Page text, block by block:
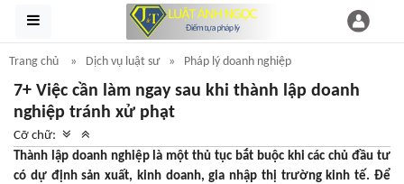
Trang chủ Dịch vụ luật sư Pháp lý doanh nghiệp
7+ Việc cần làm ngay sau khi thành lập doanh
nghiệp tránh xử phạt
Cỡ chữ:
Thành lập doanh nghiệp là một thủ tục bắt buộc khi các chủ đầu tư
có dự định sản xuất, kinh doanh, gia nhập thị trường kinh tế. Để